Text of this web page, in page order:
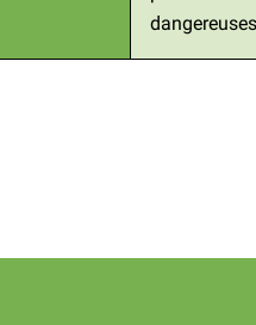
dangereuses